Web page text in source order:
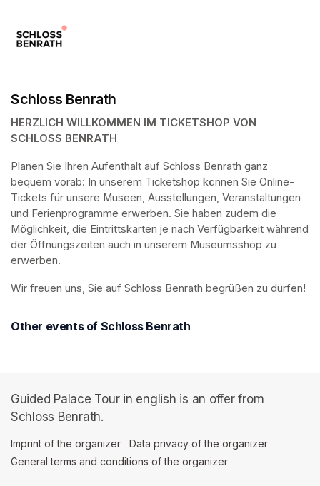
Schloss Benrath
HERZLICH WILLKOMMEN IM TICKETSHOP VON
SCHLOSS BENRATH
Planen Sie Ihren Aufenthalt auf Schloss Benrath ganz
bequem vorab: In unserem Ticketshop können Sie Online-
Tickets für unsere Museen, Ausstellungen, Veranstaltungen
und Ferienprogramme erwerben. Sie haben zudem die
Möglichkeit, die Eintrittskarten je nach Verfügbarkeit während
der Öffnungszeiten auch in unserem Museumsshop zu
erwerben.
Wir freuen uns, Sie auf Schloss Benrath begrüßen zu dürfen!
Other events of Schloss Benrath
Guided Palace Tour in english is an offer from
Schloss Benrath.
Imprint of the organizer (opens in a new tab)
Data privacy of the organizer
General terms and conditions of the organizer